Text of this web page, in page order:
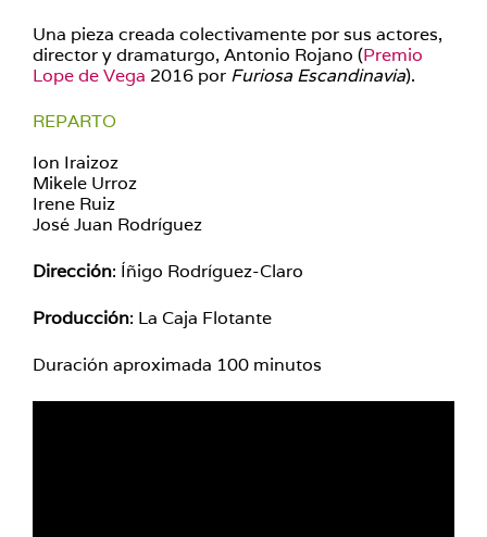
Una pieza creada colectivamente por sus actores,
director y dramaturgo, Antonio Rojano (Premio
Lope de Vega 2016 por Furiosa Escandinavia).
REPARTO
Ion Iraizoz
Mikele Urroz
Irene Ruiz
José Juan Rodríguez
Dirección: Íñigo Rodríguez-Claro
Producción: La Caja Flotante
Duración aproximada 100 minutos